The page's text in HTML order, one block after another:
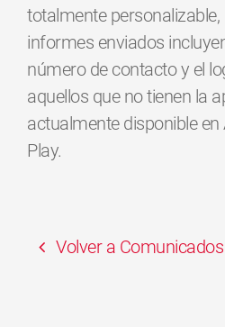
totalmente
informes enviados
número de contacto y el
aquellos que no tienen la
actualmente disponible en
Play.
Volver a